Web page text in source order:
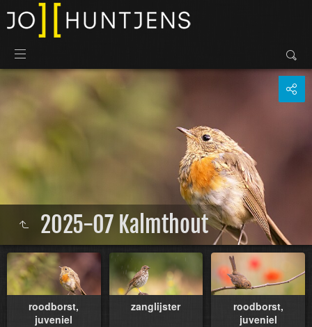
2025-07 Kalmthout
roodborst,
juveniel
zanglijster
roodborst,
juveniel